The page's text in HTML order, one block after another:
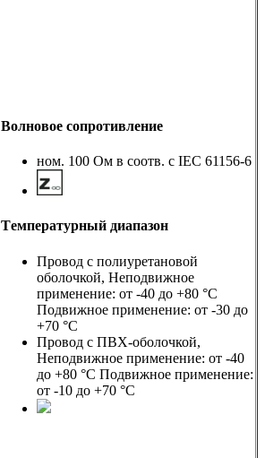
Волновое сопротивление
ном. 100 Ом в соотв. с IEC 61156-6
Tемпературный диапазон
Провод с полиуретановой
оболочкой, Неподвижное
применение: от -40 до +80 °C
Подвижное применение: от -30 до
+70 °C
Провод с ПВХ-оболочкой,
Неподвижное применение: от -40
до +80 °C Подвижное применение:
от -10 до +70 °C